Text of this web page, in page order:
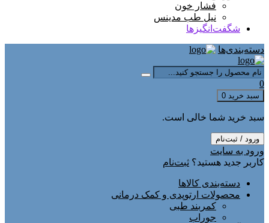
فشار خون
نیل طب مدینس
شگفت‌انگیزها
دسته‌بندی‌ها
0
سبد خرید 0
سبد خرید شما خالی است.
ورود / ثبت‌نام
ورود به سایت
کاربر جدید هستید؟ ثبت‌نام
دسته‌بندی کالاها
محصولات ارتوپدی و کمک درمانی
کمربند طبی
جوراب